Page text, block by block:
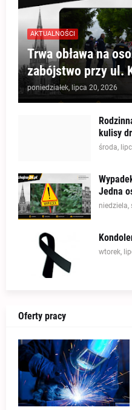
AKTUALNOŚCI
Trwa obława na
zabójstwo przy ul.
poniedziałek, lipca 20, 2026
kulisy
środa,
Jedna
niedziela,
wtorek,
Oferty pracy